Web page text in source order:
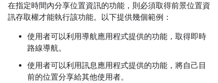
在指定時間內分享位置資訊的功能，則必須取得前景位置資
訊存取權才能執行該功能。以下提供幾個範例：
使用者可以利用導航應用程式提供的功能，取得即時
路線導航。
使用者可以利用訊息應用程式提供的功能，將自己目
前的位置分享給其他使用者。